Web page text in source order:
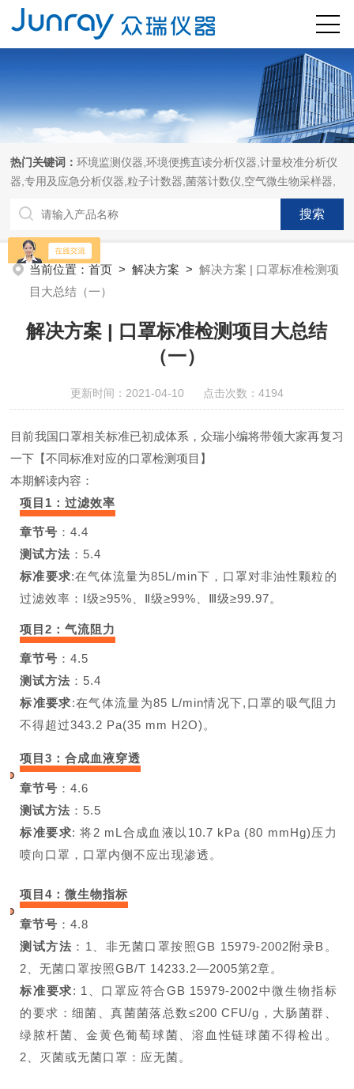
热门关键词：环境监测仪器,环境便携直读分析仪器,计量校准分析仪
器,专用及应急分析仪器,粒子计数器,菌落计数仪,空气微生物采样器,
当前位置：首页 >解决方案 >解决方案 | 口罩标准检测项
目大总结（一）
解决方案 | 口罩标准检测项目大总结
（一）
更新时间：2021-04-10 点击次数：4194
目前我国口罩相关标准已初成体系，众瑞小编将带领大家再复习
一下【不同标准对应的口罩检测项目】
本期解读内容：
项目1：过滤效率
章节号 ：4.4
测试方法 ：5.4
标准要求:在气体流量为85L/min下，口罩对非油性颗粒的
过滤效率：Ⅰ级≥95%、Ⅱ级≥99%、Ⅲ级≥99.97。
项目2：气流阻力
章节号 ：4.5
测试方法 ：5.4
标准要求:在气体流量为85 L/min情况下,口罩的吸气阻力
不得超过343.2 Pa(35 mm H2O)。
项目3：合成血液穿透
章节号 ：4.6
测试方法 ：5.5
标准要求: 将2 mL合成血液以 10.7 kPa (80 mmHg)压力
喷向口罩，口罩内侧不应出现渗透。
项目4：微生物指标
章节号 ：4.8
测试方法 ：1、非无菌口罩按照GB 15979-2002附录B。
2、无菌口罩按照GB/T 14233.2—2005第2章。
标准要求: 1、口罩应符合GB 15979-2002中微生物指标
的要求：细菌、真菌菌落总数≤200 CFU/g，大肠菌群、
绿脓杆菌、金黄色葡萄球菌、溶血性链球菌不得检出。
2、灭菌或无菌口罩：应无菌。